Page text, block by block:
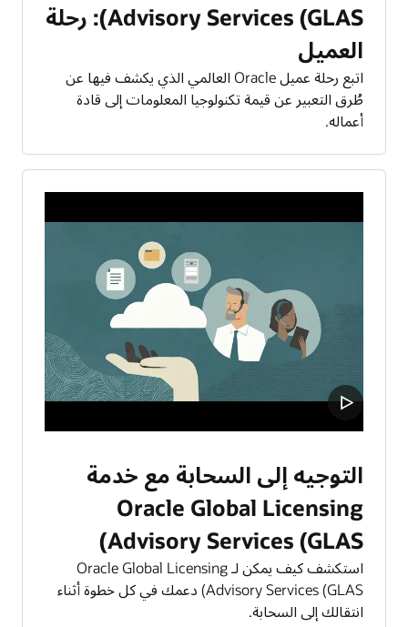
Advisory Services (GLAS): رحلة
العميل
اتبع رحلة عميل Oracle العالمي الذي يكشف فيها عن
طُرق التعبير عن قيمة تكنولوجيا المعلومات إلى قادة
أعماله.
التوجيه إلى السحابة مع خدمة
Oracle Global Licensing
Advisory Services (GLAS)
استكشف كيف يمكن لـ Oracle Global Licensing
Advisory Services (GLAS) دعمك في كل خطوة أثناء
انتقالك إلى السحابة.